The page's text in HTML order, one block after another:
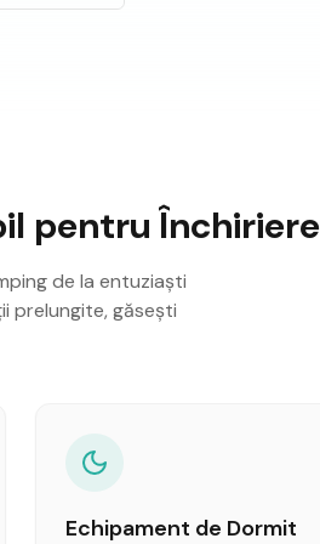
pentru Închiriere
de la entuziaști
prelungite, găsești
Echipament de Dormit